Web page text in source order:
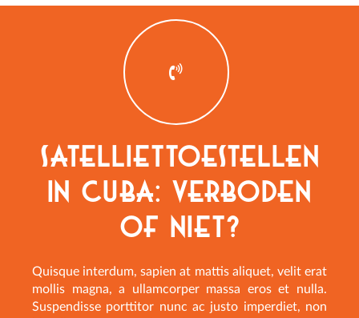
Satelliettoestellen
in Cuba: verboden
of niet?
Quisque interdum, sapien at mattis aliquet, velit erat
mollis magna, a ullamcorper massa eros et nulla.
Suspendisse porttitor nunc ac justo imperdiet, non